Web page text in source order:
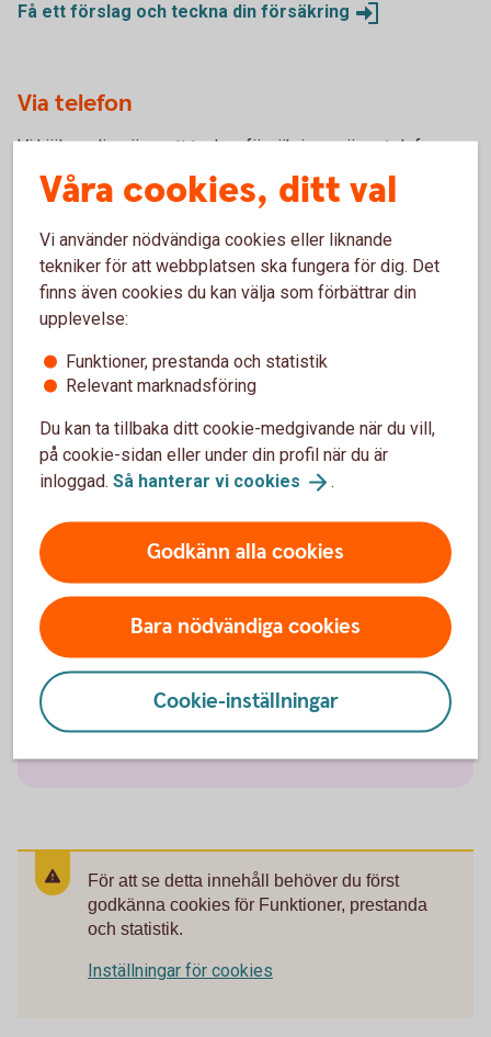
Få ett förslag och teckna din försäkring
Via telefon
Vi hjälper dig gärna att teckna försäkringen över telefon.
Ring 0511-280 00.
Fordonsförsäkringar
Lätt lastbilsförsäkring
Husvagnsförsäkring
Släpvagnsförsäkring
För att se detta innehåll behöver du först
godkänna cookies för Funktioner, prestanda
och statistik.
Inställningar för cookies
Våra cookies, ditt val
Vi använder nödvändiga cookies eller liknande
tekniker för att webbplatsen ska fungera för dig. Det
finns även cookies du kan välja som förbättrar din
upplevelse:
Funktioner, prestanda och statistik
Relevant marknadsföring
Du kan ta tillbaka ditt cookie-medgivande när du vill,
på cookie-sidan eller under din profil när du är
inloggad. Så hanterar vi cookies .
Godkänn alla cookies
Bara nödvändiga cookies
Cookie-inställningar